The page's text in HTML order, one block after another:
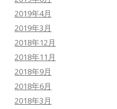
2019年4月
2019年3月
2018年12月
2018年11月
2018年9月
2018年6月
2018年3月